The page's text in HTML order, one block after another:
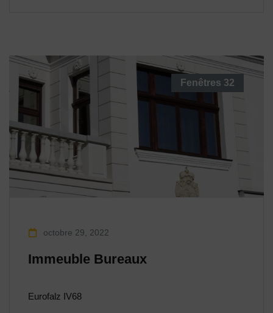
Fenêtres 32
octobre 29, 2022
Immeuble Bureaux
Eurofalz IV68